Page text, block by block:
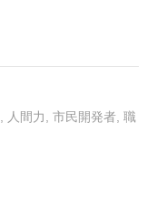
人間力 市民開発者 職